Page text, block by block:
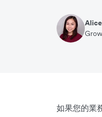
如果您的業